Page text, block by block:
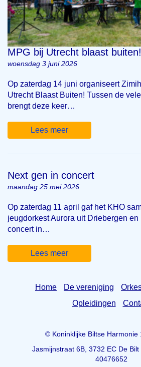
MPG bij Utrecht blaast buiten!
woensdag 3 juni 2026
Op zaterdag 14 juni organiseert
Utrecht Blaast Buiten! Tussen de
brengt deze keer…
Lees meer
Next gen in concert
maandag 25 mei 2026
Op zaterdag 11 april gaf het KHO
jeugdorkest Aurora uit Driebergen
concert in…
Lees meer
Home De vereniging
Opleidingen
© Koninklijke Biltse Harmonie
Jasmijnstraat 6B, 3732 EC De
40476652